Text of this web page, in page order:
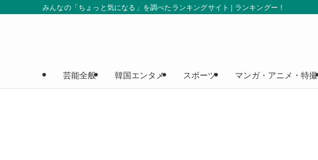
みんなの「ちょっと気になる」を調べたランキングサイト | ランキングー！
芸能全般 韓国エンタメ スポーツ マンガ・アニメ・特撮